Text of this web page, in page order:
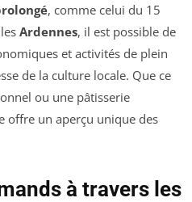
, comme celui du 15
Ardennes, il est possible de
et activités de plein
de la culture locale. Que ce
ou une pâtisserie
offre un aperçu unique des
à travers les